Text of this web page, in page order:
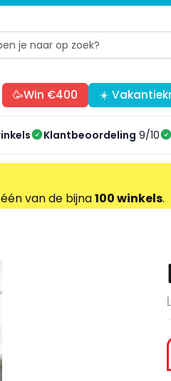
🥳Win €400 ☀️
Klantbeoordeling 9/10
van de bijna100 winkels.